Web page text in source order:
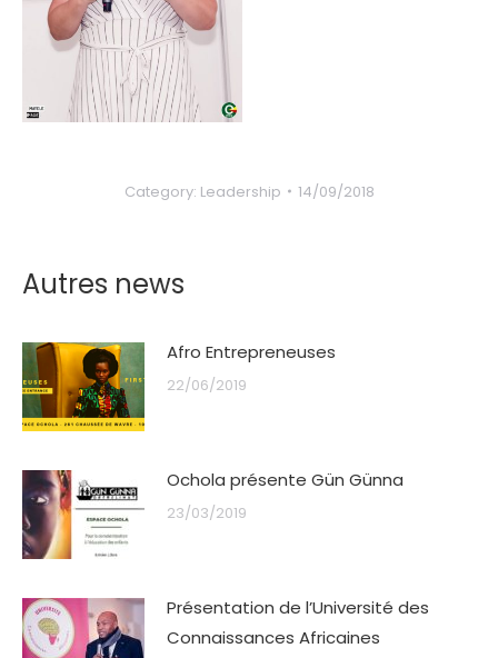
Category: Leadership 14/09/2018
Autres news
Afro Entrepreneuses
22/06/2019
Ochola présente Gün Günna
23/03/2019
Présentation de l’Université des
Connaissances Africaines